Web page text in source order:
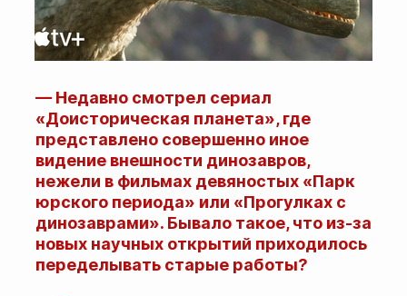
— Недавно смотрел сериал
«Доисторическая планета», где
представлено совершенно иное
видение внешности динозавров,
нежели в фильмах девяностых «Парк
юрского периода» или «Прогулках с
динозаврами». Бывало такое, что из-за
новых научных открытий приходилось
переделывать старые работы?